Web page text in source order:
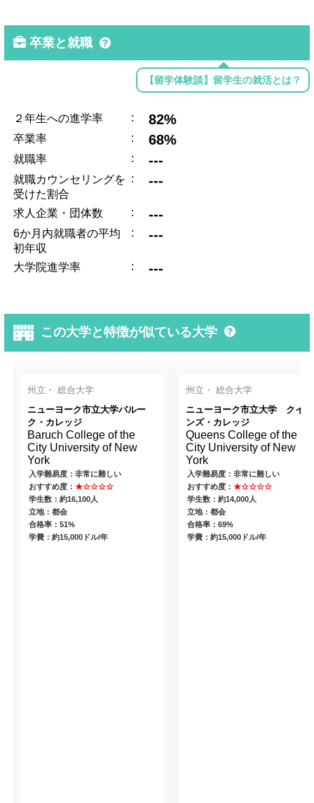
卒業と就職
【留学体験談】留学生の就活とは？
２年生への進学率 : 82%
卒業率 : 68%
就職率 : ---
就職カウンセリングを
受けた割合
: ---
求人企業・団体数 : ---
6か月内就職者の平均
初年収
: ---
大学院進学率 : ---
この大学と特徴が似ている大学
州立・ 総合大学
ニューヨーク市立大学バルー
ク・カレッジ
Baruch College of the
City University of New
York
入学難易度：非常に難しい
おすすめ度：★☆☆☆☆
学生数：約16,100人
立地：都会
合格率：51%
学費：約15,000ドル/年
州立・ 総合大学
ニューヨーク市立大学 クイー
ンズ・カレッジ
Queens College of the
City University of New
York
入学難易度：非常に難しい
おすすめ度： ★☆☆☆☆
学生数：約14,000人
立地：都会
合格率：69%
学費：約15,000ドル/年